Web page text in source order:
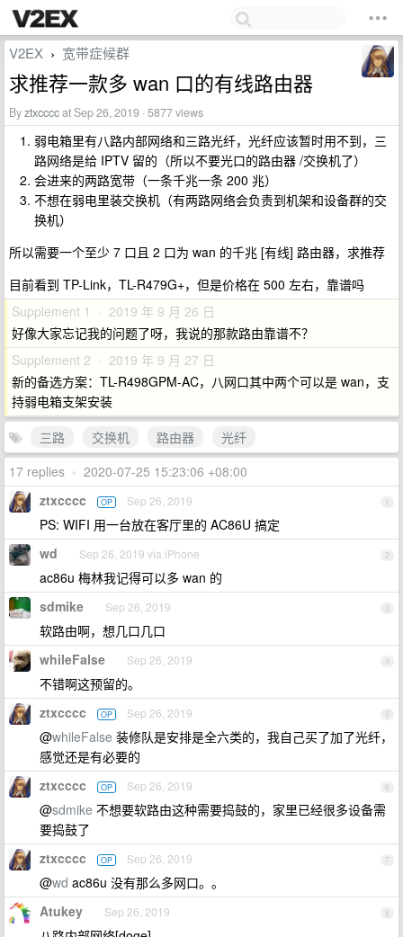
V2EX › 宽带症候群
求推荐一款多 wan 口的有线路由器
Byztxccccat Sep 26, 2019 · 5877 views
弱电箱里有八路内部网络和三路光纤，光纤应该暂时用不到，三
路网络是给 IPTV 留的（所以不要光口的路由器 /交换机了）
会进来的两路宽带（一条千兆一条 200 兆）
不想在弱电里装交换机（有两路网络会负责到机架和设备群的交
换机）
所以需要一个至少 7 口且 2 口为 wan 的千兆 [有线] 路由器，求推荐
目前看到 TP-Link，TL-R479G+，但是价格在 500 左右，靠谱吗
Supplement 1 · 2019 年 9 月 26 日
好像大家忘记我的问题了呀，我说的那款路由靠谱不？
Supplement 2 · 2019 年 9 月 27 日
新的备选方案：TL-R498GPM-AC，八网口其中两个可以是 wan，支
持弱电箱支架安装
三路
交换机 路由器
光纤
17 replies • 2020-07-25 15:23:06 +08:00
1
ztxcccc OP Sep 26, 2019
PS: WIFI 用一台放在客厅里的 AC86U 搞定
2
wd Sep 26, 2019 via iPhone
ac86u 梅林我记得可以多 wan 的
3
sdmike Sep 26, 2019
软路由啊，想几口几口
4
whileFalse Sep 26, 2019
不错啊这预留的。
5
ztxcccc OP Sep 26, 2019
@whileFalse 装修队是安排是全六类的，我自己买了加了光纤，
感觉还是有必要的
6
ztxcccc OP Sep 26, 2019
@sdmike 不想要软路由这种需要捣鼓的，家里已经很多设备需
要捣鼓了
7
ztxcccc OP Sep 26, 2019
@wd ac86u 没有那么多网口。。
8
Atukey Sep 26, 2019